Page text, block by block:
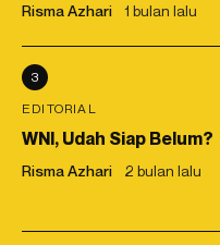
Risma Azhari 1 bulan lalu
3
EDITORIAL
WNI, Udah Siap Belum?
Risma Azhari 2 bulan lalu